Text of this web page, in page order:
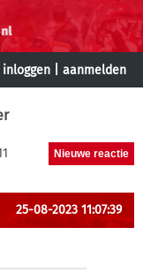
inloggen aanmelden
25-08-2023 11:07:39